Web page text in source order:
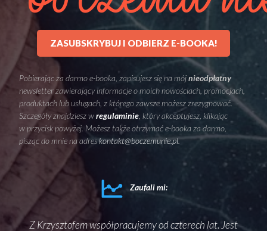
ZASUBSKRYBUJ I ODBIERZ E-BOOKA!
Pobierając za darmo e-booka, zapisujesz się na mójnieodpłatny
newsletter zawierający informacje o moich nowościach, promocjach,
produktach lub usługach, z którego zawsze możesz zrezygnować.
Szczegóły znajdziesz wregulaminie , który akceptujesz, klikając
w przycisk powyżej. Możesz także otrzymać e-booka za darmo,
pisząc do mnie na adreskontakt@boczemunie.pl.
Zaufali mi:
Z Krzysztofem współpracujemy od czterech lat. Jest